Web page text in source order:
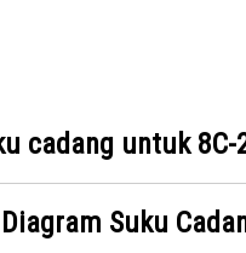
cadang untuk8C-
Suku